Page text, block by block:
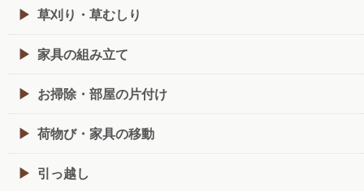
草刈り・草むしり
家具の組み立て
お掃除・部屋の片付け
荷物び・家具の移動
引っ越し